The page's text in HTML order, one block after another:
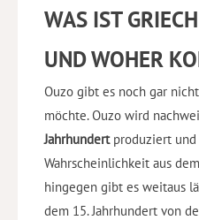
WAS IST
UND WOHER
Ouzo gibt es noch gar
möchte. Ouzo wird
Jahrhundertproduziert
Wahrscheinlichkeit aus dem
hingegen gibt es weitaus
dem 15. Jahrhundert von